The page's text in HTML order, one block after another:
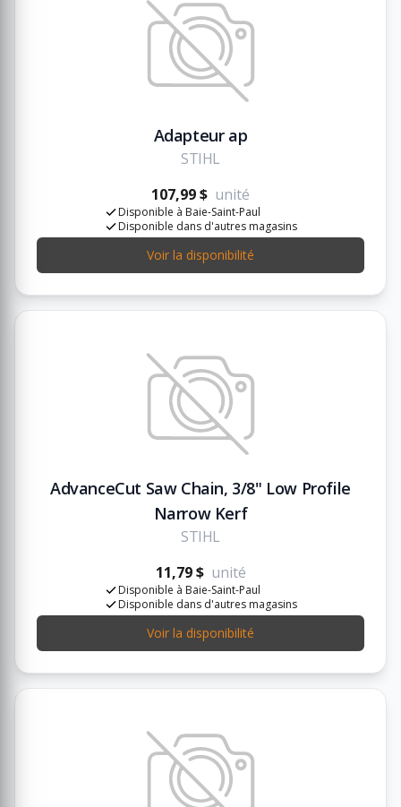
Adapteur ap
STIHL
107,99 $ unité
Disponible à Baie-Saint-Paul
Disponible dans d'autres magasins
Voir la disponibilité
AdvanceCut Saw Chain, 3/8" Low Profile
Narrow Kerf
STIHL
11,79 $ unité
Disponible à Baie-Saint-Paul
Disponible dans d'autres magasins
Voir la disponibilité